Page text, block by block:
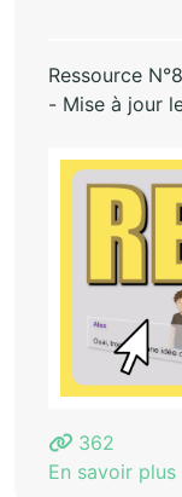
Ressource
- Mise à jour
362
En savoir plus